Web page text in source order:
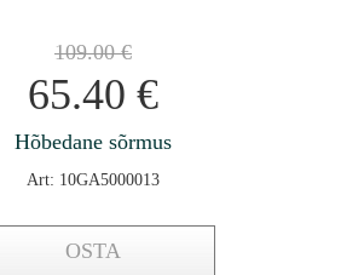
109.00€
65.40 €
Hõbedane sõrmus
Art: 10GA5000013
OSTA